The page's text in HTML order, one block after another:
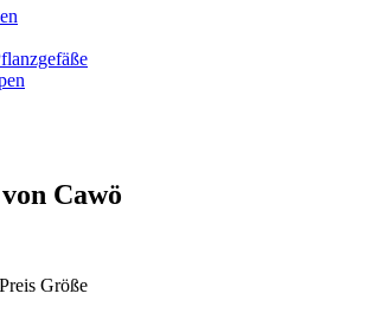
Cawö
Preis Größe